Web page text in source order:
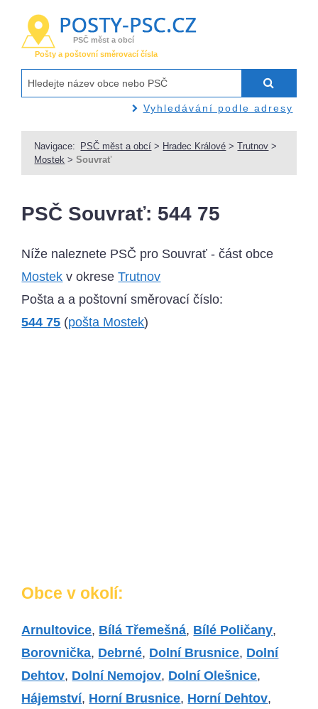
PSČ měst a obcí
Pošty a poštovní směrovací čísla
Vyhledávání podle adresy
Navigace: PSČ měst a obcí > Hradec Králové >Trutnov >
Mostek >Souvrať
PSČ Souvrať: 544 75
Níže naleznete PSČ pro Souvrať - část obce
Mostek v okreseTrutnov
Pošta a a poštovní směrovací číslo:
544 75 (pošta Mostek)
Obce v okolí:
Arnultovice, Bílá Třemešná, Bílé Poličany,
Borovnička, Debrné, Dolní Brusnice, Dolní
Dehtov, Dolní Nemojov, Dolní Olešnice,
Hájemství, Horní Brusnice, Horní Dehtov,